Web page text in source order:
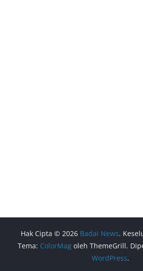
Hak Cipta © 2026 Badai News.
Tema: ColorMag oleh ThemeGrill.
WordPress.